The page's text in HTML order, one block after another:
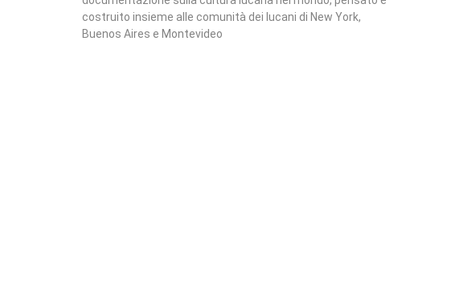
costruito insieme alle comunità dei lucani di New York,
Buenos Aires e Montevideo